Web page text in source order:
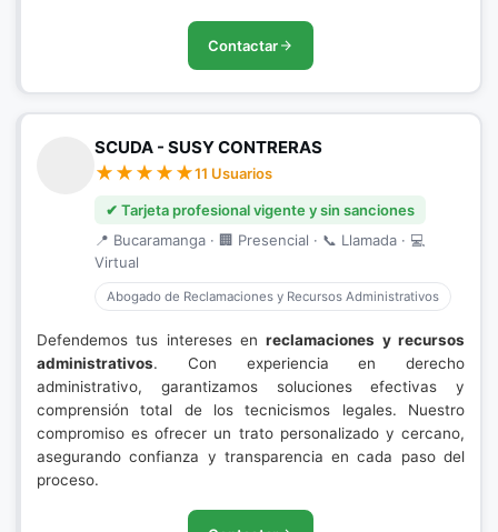
Contactar
SCUDA - SUSY CONTRERAS
11 Usuarios
✔ Tarjeta profesional vigente y sin sanciones
📍 Bucaramanga · 🏢 Presencial · 📞 Llamada · 💻
Virtual
Abogado de Reclamaciones y Recursos Administrativos
Defendemos tus intereses enreclamaciones y recursos
administrativos. Con experiencia en derecho
administrativo, garantizamos soluciones efectivas y
comprensión total de los tecnicismos legales. Nuestro
compromiso es ofrecer un trato personalizado y cercano,
asegurando confianza y transparencia en cada paso del
proceso.